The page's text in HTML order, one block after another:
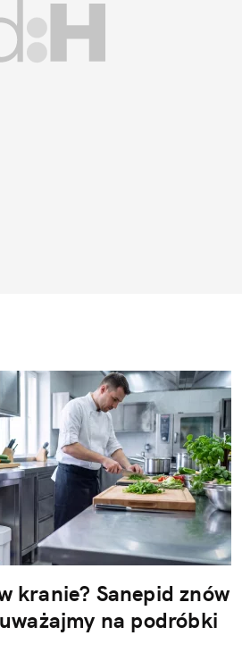
kranie? Sanepid znów
na podróbki